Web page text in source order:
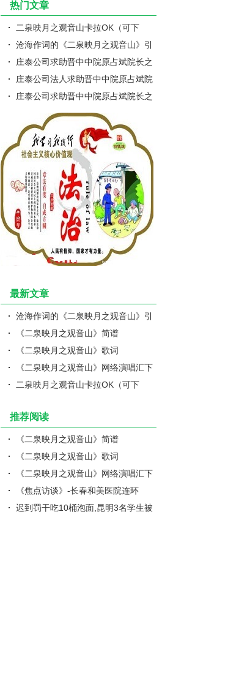
热门文章
二泉映月之观音山卡拉OK（可下
载）
沧海作词的《二泉映月之观音山》引
关注
庄泰公司求助晋中中院原占斌院长之
四：揭露原告和第三人涉及的刑..
庄泰公司法人求助晋中中院原占斌院
长之三：韩锦芬涉嫌枉法裁判，..
庄泰公司求助晋中中院原占斌院长之
五：不能拍卖庄泰房产的社会原..
最新文章
沧海作词的《二泉映月之观音山》引
关注
《二泉映月之观音山》简谱
《二泉映月之观音山》歌词
《二泉映月之观音山》网络演唱汇下
载版本1
二泉映月之观音山卡拉OK（可下
推荐阅读
《二泉映月之观音山》简谱
《二泉映月之观音山》歌词
《二泉映月之观音山》网络演唱汇下
载版本1
《焦点访谈》-长春和美医院连环
套：手术台上加价吓唬家属签字
迟到罚干吃10桶泡面,昆明3名学生被